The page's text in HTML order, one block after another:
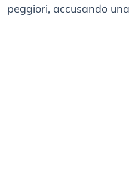
peggiori, accusando